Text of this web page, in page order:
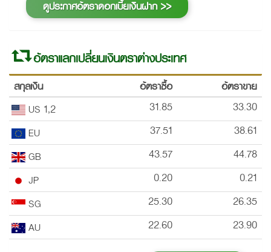
ดูประกาศอัตราดอกเบี้ยเงินฝาก >>
อัตราแลกเปลี่ยนเงินตราต่างประเทศ
สกุลเงิน อัตราซื้อ
อัตราขาย
US 1,2
31.85
33.30
EU
37.51
38.61
GB
43.57
44.78
JP
0.20
0.21
SG
25.30
26.35
AU
22.60 23.90